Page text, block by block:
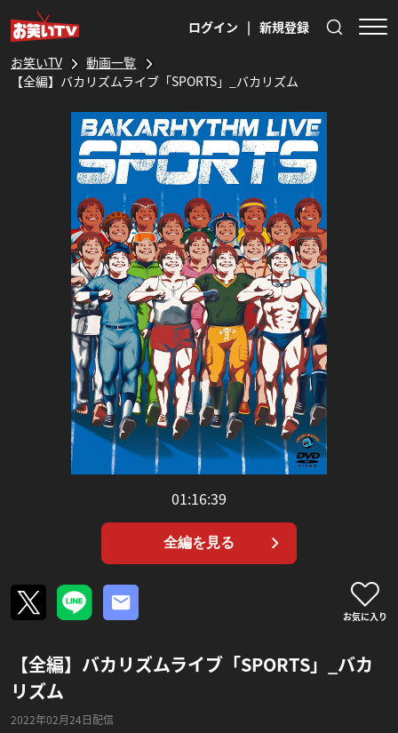
ログイン | 新規登録
お笑いTV
動画一覧
【全編】バカリズムライブ「SPORTS」_バカリズム
01:16:39
全編を見る
お気に入り
【全編】バカリズムライブ「SPORTS」_バカ
リズム
2022年02月24日配信